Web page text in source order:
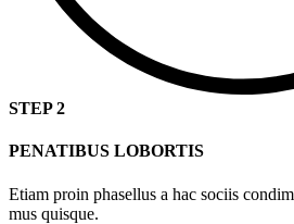
STEP 2
PENATIBUS LOBORTIS
Etiam proin phasellus a hac sociis
mus quisque.